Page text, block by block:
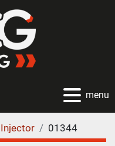
menu
Injector 01344